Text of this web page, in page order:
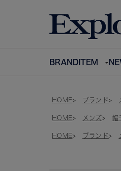
BRANDITEM
HOME ブランド
HOME メンズ 帽
HOME ブランド